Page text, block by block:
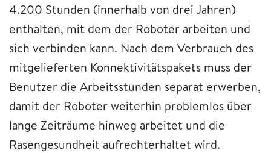
4.200 Stunden (innerhalb von drei Jahren)
enthalten, mit dem der Roboter arbeiten und
sich verbinden kann. Nach dem Verbrauch des
mitgelieferten Konnektivitätspakets muss der
Benutzer die Arbeitsstunden separat erwerben,
damit der Roboter weiterhin problemlos über
lange Zeiträume hinweg arbeitet und die
Rasengesundheit aufrechterhaltet wird.